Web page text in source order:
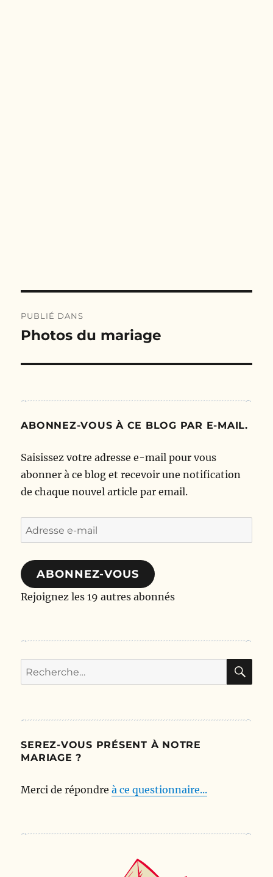
de
PUBLIÉ DANS
Photos du mariage
ABONNEZ-VOUS À CE BLOG PAR E-MAIL.
Saisissez votre adresse e-mail pour vous
abonner à ce blog et recevoir une notification
de chaque nouvel article par email.
Adresse
e-
mail
ABONNEZ-VOUS
Rejoignez les 19 autres abonnés
Recherche
pour :
SEREZ-VOUS PRÉSENT À NOTRE
MARIAGE ?
Merci de répondreà ce questionnaire...